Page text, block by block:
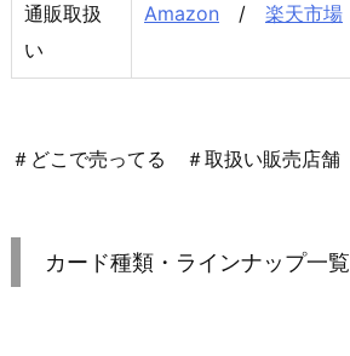
通販取扱
い
Amazon / 楽天市場
＃どこで売ってる ＃取扱い販売店舗
カード種類・ラインナップ一覧